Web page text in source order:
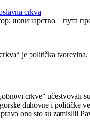
crkva
новинарство пута
je politička
crkve“ učestvovali
duhovne i političke
ono sto su zamislili